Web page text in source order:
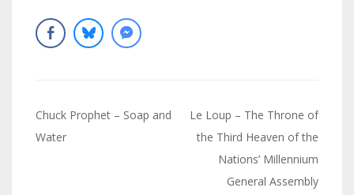
Navigation
de
Chuck Prophet – Soap and
Water
Le Loup – The Throne of
the Third Heaven of the
Nations’ Millennium
General Assembly